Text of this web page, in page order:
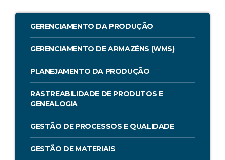
GERENCIAMENTO DA PRODUÇÃO
GERENCIAMENTO DE ARMAZÉNS (WMS)
PLANEJAMENTO DA PRODUÇÃO
RASTREABILIDADE DE PRODUTOS E
GENEALOGIA
GESTÃO DE PROCESSOS E QUALIDADE
GESTÃO DE MATERIAIS